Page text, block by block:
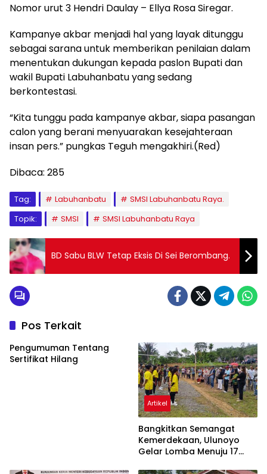
Nomor urut 3 Hendri Daulay – Ellya Rosa Siregar.
Kampanye akbar menjadi hal yang layak ditunggu
sebagai sarana untuk memberikan penilaian dalam
menentukan dukungan kepada paslon Bupati dan
wakil Bupati Labuhanbatu yang sedang
berkontestasi.
“Kita tunggu pada kampanye akbar, siapa pasangan
calon yang berani menyuarakan kesejahteraan
insan pers.” pungkas Teguh mengakhiri.(Red)
Dibaca: 285
Tag: Labuhanbatu
SMSI Labuhanbatu Raya.
Topik:
SMSI SMSI Labuhanbatu Raya
BD Sabu BLW Tetap Eksis Di Sei Berombang.
Pos Terkait
Pengumuman Tentang
Sertifikat Hilang
Artikel
Bangkitkan Semangat
Kemerdekaan, Ulunoyo
Gelar Lomba Menuju 17